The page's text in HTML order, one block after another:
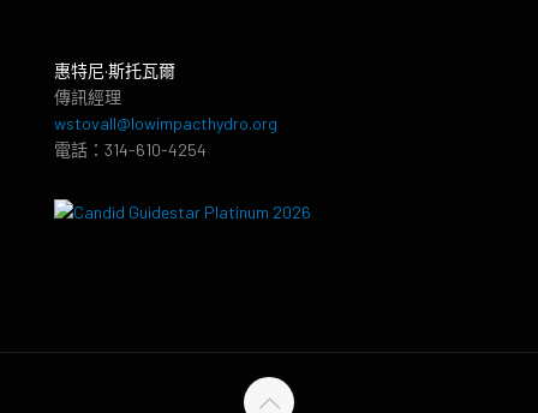
惠特尼·斯托瓦爾
傳訊經理
wstovall@lowimpacthydro.org
電話：314-610-4254